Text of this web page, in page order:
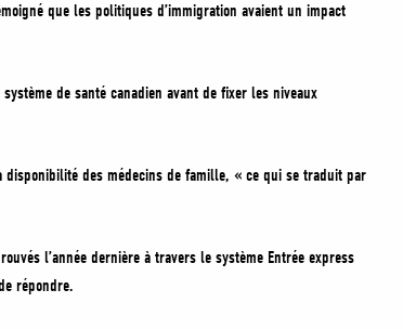
que les politiques d’immigration avaient un impact
de santé canadien avant de fixer les niveaux
disponibilité des médecins de famille, « ce qui se traduit par
l’année dernière à travers le système Entrée express
répondre.